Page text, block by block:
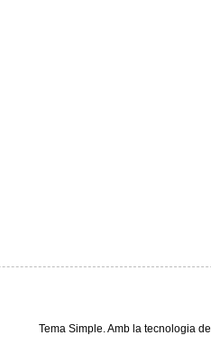
Tema Simple. Amb la tecnologia de